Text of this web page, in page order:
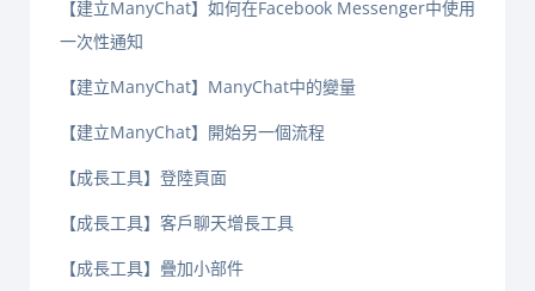
【建立ManyChat】如何在Facebook Messenger中使用
一次性通知
【建立ManyChat】ManyChat中的變量
【建立ManyChat】開始另一個流程
【成長工具】登陸頁面
【成長工具】客戶聊天增長工具
【成長工具】疊加小部件